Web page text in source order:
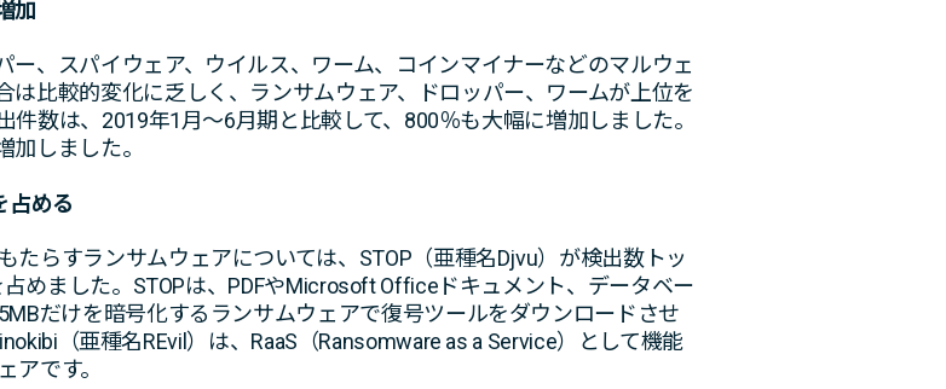
加
ー、スパイウェア、ウイルス、ワーム、コインマイナーなどのマルウェ
は比較的変化に乏しく、ランサムウェア、ドロッパー、ワームが上位を
数は、2019年1月～6月期と比較して、800％も大幅に増加しました。
しました。
占める
らすランサムウェアについては、STOP（亜種名Djvu）が検出数トッ
めました。STOPは、PDFやMicrosoft Officeドキュメント、データベー
だけを暗号化するランサムウェアで復号ツールをダウンロードさせ
（亜種名REvil）は、RaaS（Ransomware as a Service）として機能
アです。